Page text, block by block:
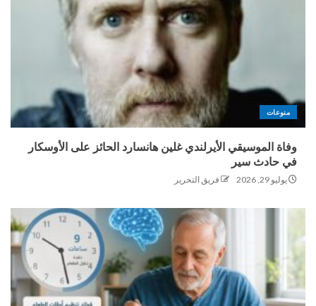
منوعات
وفاة الموسيقي الأيرلندي غلين هانسارد الحائز على الأوسكار
في حادث سير
يوليو 29, 2026 فريق التحرير